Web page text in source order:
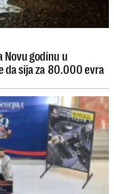
Novu godinu u
da sija za 80.000 evra